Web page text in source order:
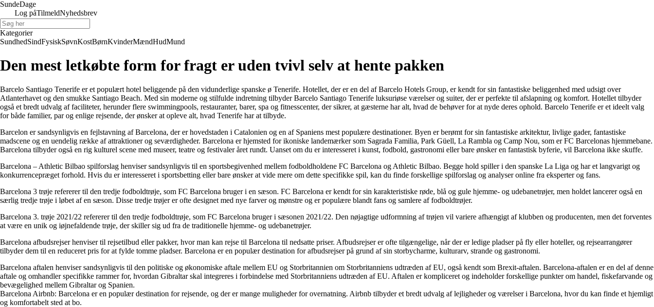
SundeDage
Log påTilmeldNyhedsbrev
Kategorier
SundhedSindFysiskSøvnKostBørnKvinderMændHudMund
Den mest letkøbte form for fragt er uden tvivl selv at hente pakken
Barcelo Santiago Tenerife er et populært hotel beliggende på den vidunderlige spanske ø Tenerife. Hotellet, der er en del af Barcelo Hotels Group, er kendt for sin fantastiske beliggenhed med udsigt over
Atlanterhavet og den smukke Santiago Beach. Med sin moderne og stilfulde indretning tilbyder Barcelo Santiago Tenerife luksuriøse værelser og suiter, der er perfekte til afslapning og komfort. Hotellet tilbyder
også et bredt udvalg af faciliteter, herunder flere swimmingpools, restauranter, barer, spa og fitnesscenter, der sikrer, at gæsterne har alt, hvad de behøver for at nyde deres ophold. Barcelo Tenerife er et ideelt valg
for både familier, par og enlige rejsende, der ønsker at opleve alt, hvad Tenerife har at tilbyde.
Barcelon er sandsynligvis en fejlstavning af Barcelona, der er hovedstaden i Catalonien og en af Spaniens mest populære destinationer. Byen er berømt for sin fantastiske arkitektur, livlige gader, fantastiske
madscene og en uendelig række af attraktioner og seværdigheder. Barcelona er hjemsted for ikoniske landemærker som Sagrada Familia, Park Güell, La Rambla og Camp Nou, som er FC Barcelonas hjemmebane.
Barcelona tilbyder også en rig kulturel scene med museer, teatre og festivaler året rundt. Uanset om du er interesseret i kunst, fodbold, gastronomi eller bare ønsker en fantastisk byferie, vil Barcelona ikke skuffe.
Barcelona – Athletic Bilbao spilforslag henviser sandsynligvis til en sportsbegivenhed mellem fodboldholdene FC Barcelona og Athletic Bilbao. Begge hold spiller i den spanske La Liga og har et langvarigt og
konkurrencepræget forhold. Hvis du er interesseret i sportsbetting eller bare ønsker at vide mere om dette specifikke spil, kan du finde forskellige spilforslag og analyser online fra eksperter og fans.
Barcelona 3 trøje refererer til den tredje fodboldtrøje, som FC Barcelona bruger i en sæson. FC Barcelona er kendt for sin karakteristiske røde, blå og gule hjemme- og udebanetrøjer, men holdet lancerer også en
særlig tredje trøje i løbet af en sæson. Disse tredje trøjer er ofte designet med nye farver og mønstre og er populære blandt fans og samlere af fodboldtrøjer.
Barcelona 3. trøje 2021/22 refererer til den tredje fodboldtrøje, som FC Barcelona bruger i sæsonen 2021/22. Den nøjagtige udformning af trøjen vil variere afhængigt af klubben og producenten, men det forventes
at være en unik og iøjnefaldende trøje, der skiller sig ud fra de traditionelle hjemme- og udebanetrøjer.
Barcelona afbudsrejser henviser til rejsetilbud eller pakker, hvor man kan rejse til Barcelona til nedsatte priser. Afbudsrejser er ofte tilgængelige, når der er ledige pladser på fly eller hoteller, og rejsearrangører
tilbyder dem til en reduceret pris for at fylde tomme pladser. Barcelona er en populær destination for afbudsrejser på grund af sin storbycharme, kulturarv, strande og gastronomi.
Barcelona aftalen henviser sandsynligvis til den politiske og økonomiske aftale mellem EU og Storbritannien om Storbritanniens udtræden af EU, også kendt som Brexit-aftalen. Barcelona-aftalen er en del af denne
aftale og omhandler specifikke rammer for, hvordan Gibraltar skal integreres i forbindelse med Storbritanniens udtræden af EU. Aftalen er kompliceret og indeholder forskellige punkter om handel, fiskefarvande og
bevægelighed mellem Gibraltar og Spanien.
Barcelona Airbnb: Barcelona er en populær destination for rejsende, og der er mange muligheder for overnatning. Airbnb tilbyder et bredt udvalg af lejligheder og værelser i Barcelona, hvor du kan finde et hjemligt
og komfortabelt sted at bo.